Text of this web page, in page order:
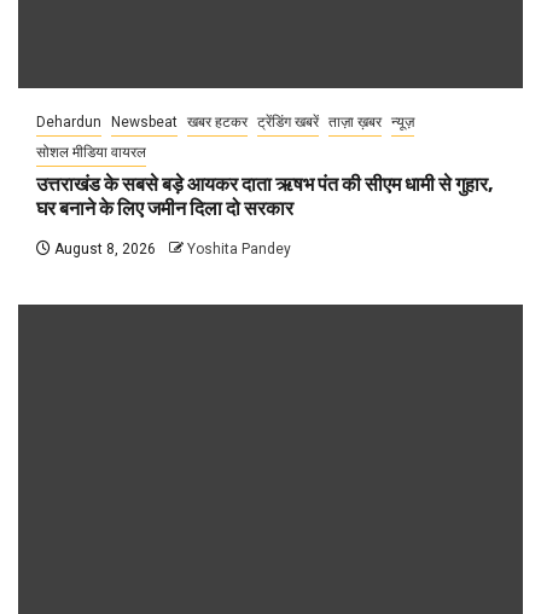
Dehardun Newsbeat खबर हटकर ट्रेंडिंग खबरें ताज़ा ख़बर न्यूज़
सोशल मीडिया वायरल
उत्तराखंड के सबसे बड़े आयकर दाता ऋषभ पंत की सीएम धामी से गुहार,
घर बनाने के लिए जमीन दिला दो सरकार
August 8, 2026 Yoshita Pandey